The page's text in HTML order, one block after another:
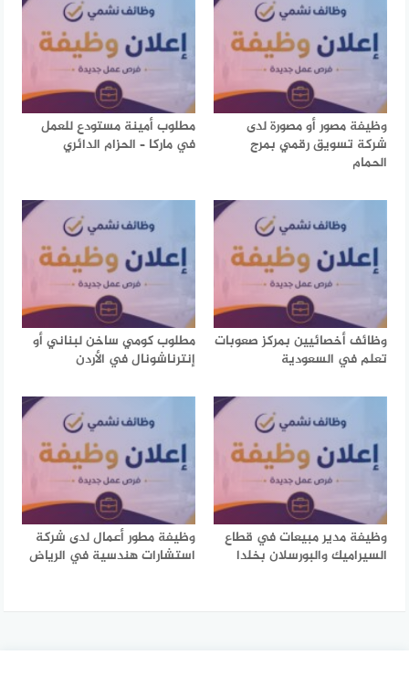
وظيفة مصور أو مصورة لدى
شركة تسويق رقمي بمرج
الحمام
مطلوب أمينة مستودع للعمل
في ماركا – الحزام الدائري
وظائف أخصائيين بمركز صعوبات
تعلم في السعودية
مطلوب كومي ساخن لبناني أو
إنترناشونال في الأردن
وظيفة مدير مبيعات في قطاع
السيراميك والبورسلان بخلدا
وظيفة مطور أعمال لدى شركة
استشارات هندسية في الرياض